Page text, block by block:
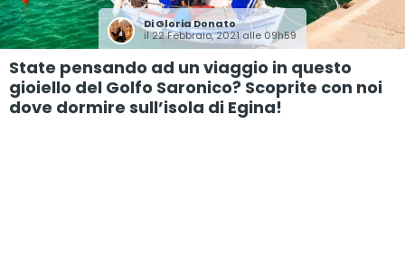
DiGloria Donato
il 22 Febbraio, 2021 alle 09h59
State pensando ad un viaggio in questo
gioiello del Golfo Saronico? Scoprite con noi
dove dormire sull’isola di Egina!